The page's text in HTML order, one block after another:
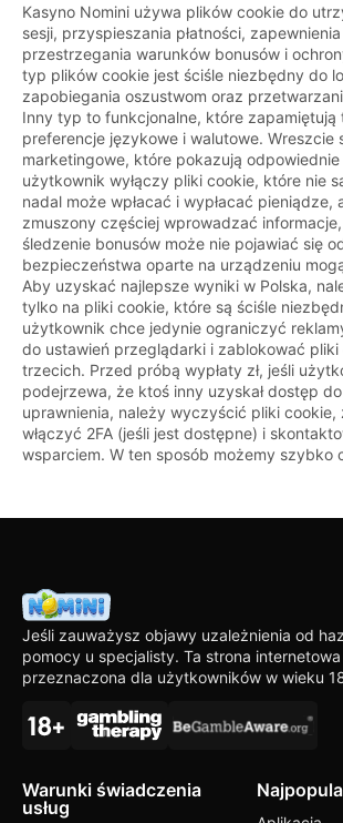
Kasyno Nomini używa plików cookie do
sesji, przyspieszania płatności,
przestrzegania warunków bonusów i
typ plików cookie jest ściśle niezbędny do
zapobiegania oszustwom oraz
Inny typ to funkcjonalne, które zapamiętują
preferencje językowe i walutowe. Wreszcie
marketingowe, które pokazują
użytkownik wyłączy pliki cookie, które nie
nadal może wpłacać i wypłacać pieniądze,
zmuszony częściej wprowadzać
śledzenie bonusów może nie pojawiać się
bezpieczeństwa oparte na urządzeniu
Aby uzyskać najlepsze wyniki w Polska,
tylko na pliki cookie, które są ściśle
użytkownik chce jedynie ograniczyć
do ustawień przeglądarki i zablokować pliki
trzecich. Przed próbą wypłaty zł, jeśli
podejrzewa, że ktoś inny uzyskał dostęp
uprawnienia, należy wyczyścić pliki cookie,
włączyć 2FA (jeśli jest dostępne) i
wsparciem. W ten sposób możemy szybko
Jeśli zauważysz objawy uzależnienia od
pomocy u specjalisty. Ta strona
przeznaczona dla użytkowników w wieku
Warunki świadczenia
usług